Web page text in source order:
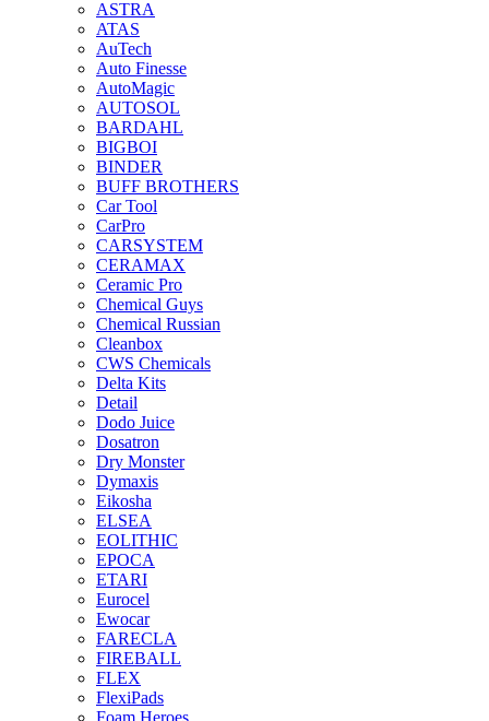
ASTRA
ATAS
AuTech
Auto Finesse
AutoMagic
AUTOSOL
BARDAHL
BIGBOI
BINDER
BUFF BROTHERS
Car Tool
CarPro
CARSYSTEM
CERAMAX
Ceramic Pro
Chemical Guys
Chemical Russian
Cleanbox
CWS Chemicals
Delta Kits
Detail
Dodo Juice
Dosatron
Dry Monster
Dymaxis
Eikosha
ELSEA
EOLITHIC
EPOCA
ETARI
Eurocel
Ewocar
FARECLA
FIREBALL
FLEX
FlexiPads
Foam Heroes